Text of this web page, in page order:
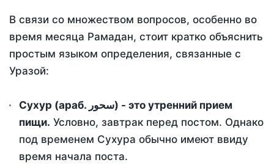
В связи со множеством вопросов, особенно во
время месяца Рамадан, стоит кратко объяснить
простым языком определения, связанные с
Уразой:
Сухур (араб. سحور) - это утренний прием
пищи. Условно, завтрак перед постом. Однако
под временем Сухура обычно имеют ввиду
время начала поста.